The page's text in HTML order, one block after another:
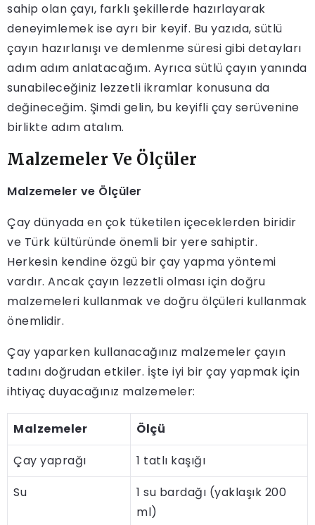
sahip olan çayı, farklı şekillerde hazırlayarak
deneyimlemek ise ayrı bir keyif. Bu yazıda, sütlü
çayın hazırlanışı ve demlenme süresi gibi detayları
adım adım anlatacağım. Ayrıca sütlü çayın yanında
sunabileceğiniz lezzetli ikramlar konusuna da
değineceğim. Şimdi gelin, bu keyifli çay serüvenine
birlikte adım atalım.
Malzemeler Ve Ölçüler
Malzemeler ve Ölçüler
Çay dünyada en çok tüketilen içeceklerden biridir
ve Türk kültüründe önemli bir yere sahiptir.
Herkesin kendine özgü bir çay yapma yöntemi
vardır. Ancak çayın lezzetli olması için doğru
malzemeleri kullanmak ve doğru ölçüleri kullanmak
önemlidir.
Çay yaparken kullanacağınız malzemeler çayın
tadını doğrudan etkiler. İşte iyi bir çay yapmak için
ihtiyaç duyacağınız malzemeler:
Malzemeler
Ölçü
Çay yaprağı
1 tatlı kaşığı
Su
1 su bardağı (yaklaşık 200
ml)